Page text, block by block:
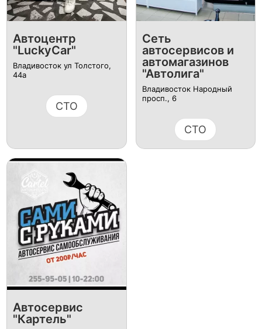
Автоцентр
"LuckyCar"
Владивосток ул Толстого,
44а
СТО
Сеть
автосервисов и
автомагазинов
"Автолига"
Владивосток Народный
просп., 6
СТО
Автосервис
"Картель"